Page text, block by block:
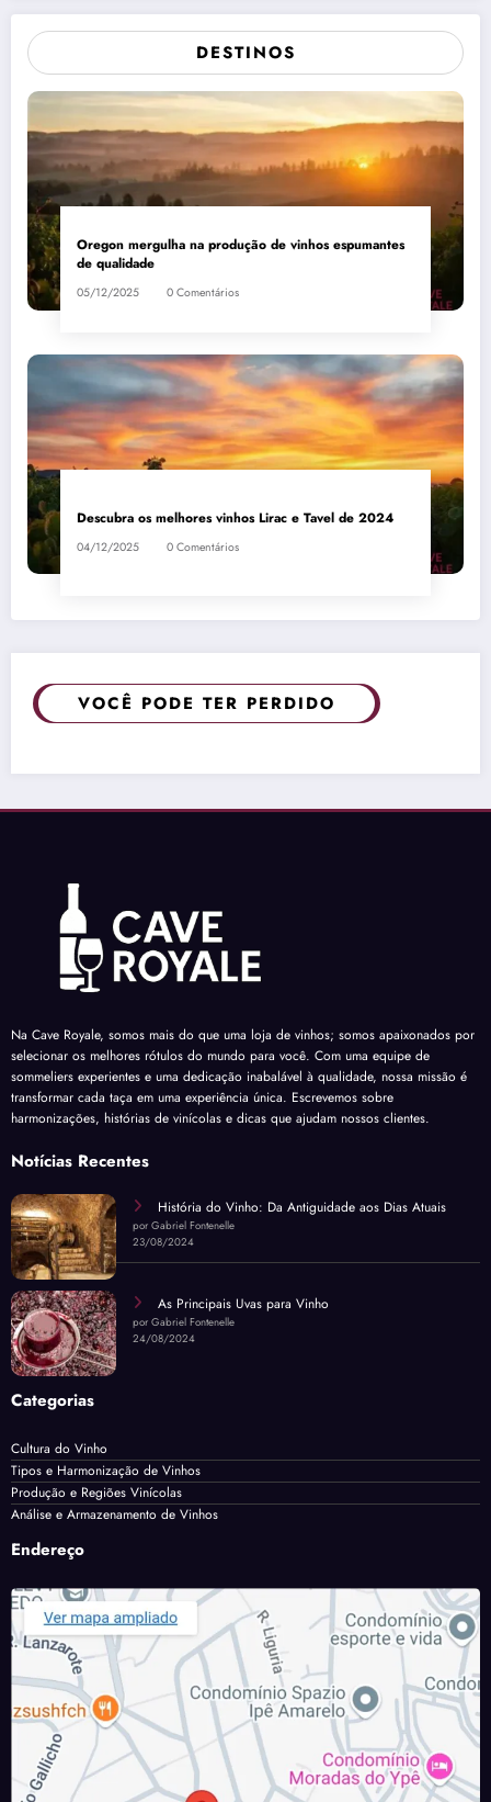
DESTINOS
Oregon mergulha na produção de vinhos espumantes
de qualidade
05/12/2025 0 Comentários
Descubra os melhores vinhos Lirac e Tavel de 2024
04/12/2025 0 Comentários
VOCÊ PODE TER PERDIDO
Na Cave Royale, somos mais do que uma loja de vinhos; somos apaixonados por
selecionar os melhores rótulos do mundo para você. Com uma equipe de
sommeliers experientes e uma dedicação inabalável à qualidade, nossa missão é
transformar cada taça em uma experiência única. Escrevemos sobre
harmonizações, histórias de vinícolas e dicas que ajudam nossos clientes.
Notícias Recentes
História do Vinho: Da Antiguidade aos Dias Atuais
por Gabriel Fontenelle
23/08/2024
As Principais Uvas para Vinho
por Gabriel Fontenelle
24/08/2024
Categorias
Cultura do Vinho
Tipos e Harmonização de Vinhos
Produção e Regiões Vinícolas
Análise e Armazenamento de Vinhos
Endereço